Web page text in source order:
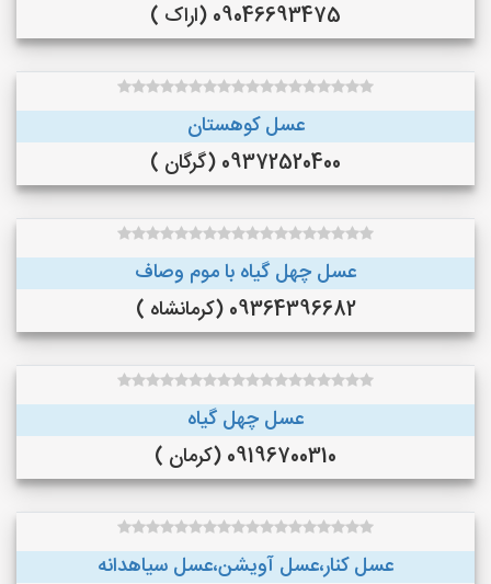
09046693475 (اراک )
عسل کوهستان
09372520400 (گرگان )
عسل چهل گیاه با موم وصاف
09364396682 (کرمانشاه )
عسل چهل گیاه
09196700310 (کرمان )
عسل کنار،عسل آویشن،عسل سیاهدانه